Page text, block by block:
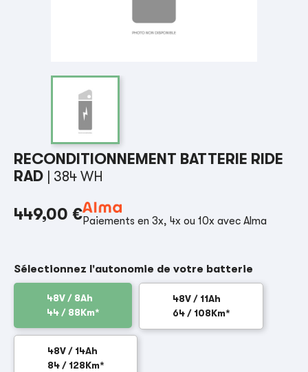
RECONDITIONNEMENT BATTERIE RIDE
RAD
| 384 WH
449,00 €Paiements en 3x, 4x ou 10x avec Alma
Sélectionnez l'autonomie de votre batterie
48V / 8Ah
44 / 88Km*
48V / 11Ah
64 / 108Km*
48V / 14Ah
84 / 128Km*